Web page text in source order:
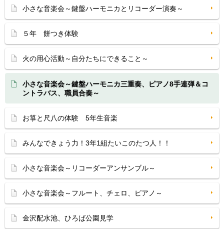
小さな音楽会～鍵盤ハーモニカとリコーダー演奏～
５年 餅つき体験
火の用心活動～自分たちにできること～
小さな音楽会～鍵盤ハーモニカ三重奏、ピアノ8手連弾＆コ
ントラバス、職員合奏～
お箏と尺八の体験 5年生音楽
みんなできょう力！3年1組たいこのたつ人！！
小さな音楽会～リコーダーアンサンブル～
小さな音楽会～フルート、チェロ、ピアノ～
金沢配水池、ひろば公園見学